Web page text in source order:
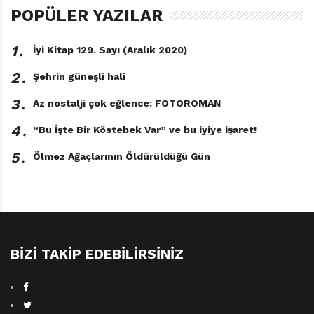
Kardorobot
POPÜLER YAZILAR
1․ İyi Kitap 129. Sayı (Aralık 2020)
2․ Şehrin güneşli hali
3․ Az nostalji çok eğlence: FOTOROMAN
4․ “Bu İşte Bir Köstebek Var” ve bu iyiye işaret!
5․ Ölmez Ağaçlarının Öldürüldüğü Gün
BIZI TAKIP EDEBILIRSINIZ